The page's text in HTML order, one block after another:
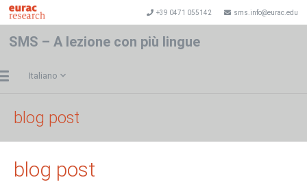
+39 0471 055142 sms.info@eurac.edu
SMS – A lezione con più lingue
Italiano
blog post
blog post